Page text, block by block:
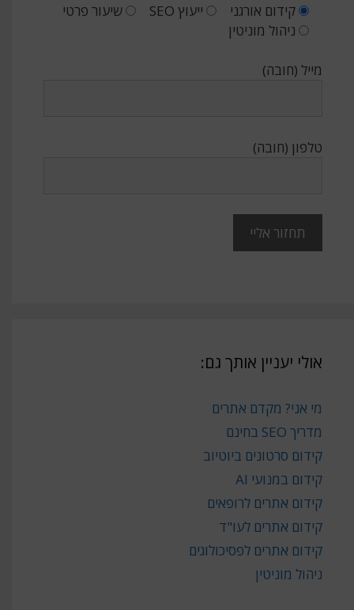
קידום אורגני ייעוץ SEO
שיעור פרטי
ניהול מוניטין
מייל (חובה)
טלפון (חובה)
אולי יעניין אותך גם:
מי אני? מקדם אתרים
מדריך SEO בחינם
קידום סרטונים ביוטיוב
קידום במנועי AI
קידום אתרים לרופאים
קידום אתרים לעו"ד
קידום אתרים לפסיכולוגים
ניהול מוניטין